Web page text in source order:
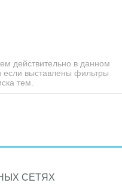
действительно в данном
выставлены фильтры
тем.
СЕТЯХ